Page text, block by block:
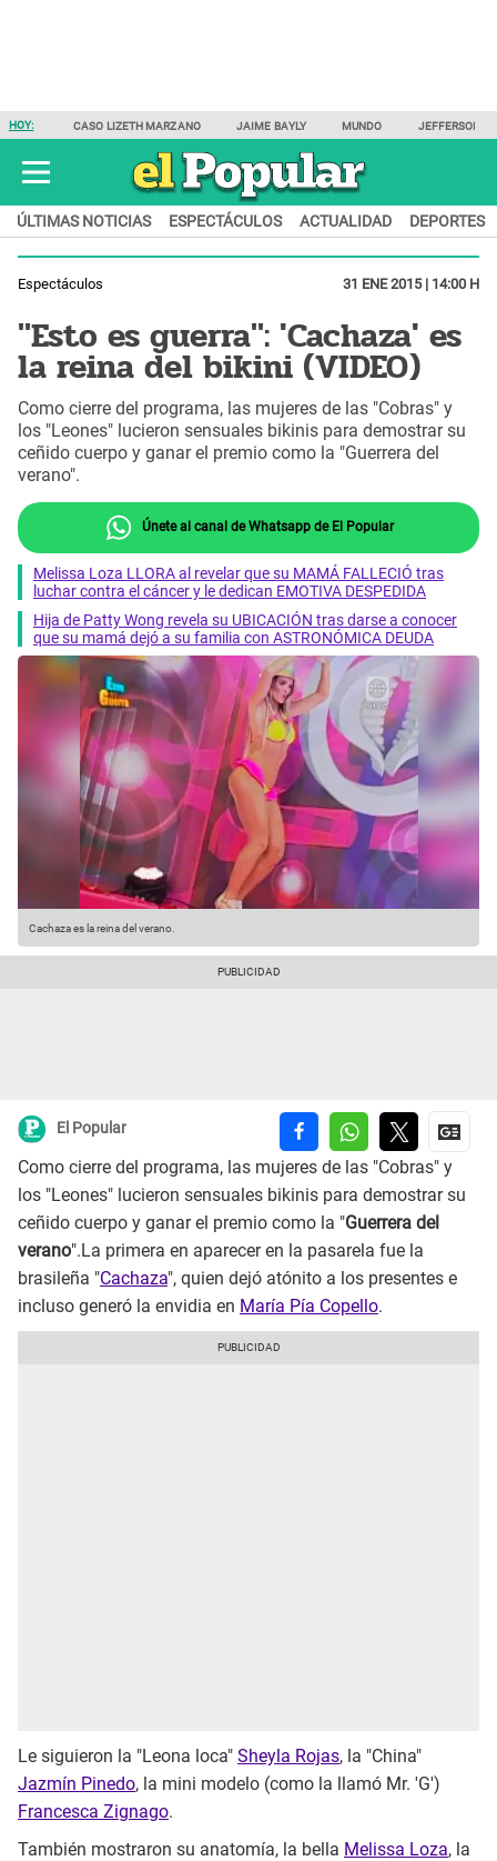
HOY: CASO LIZETH MARZANO JAIME BAYLY MUNDO JEFFERSON
ÚLTIMAS NOTICIAS ESPECTÁCULOS ACTUALIDAD DEPORTES
Espectáculos 31 ENE 2015 | 14:00 H
"Esto es guerra": 'Cachaza' es
la reina del bikini (VIDEO)
Como cierre del programa, las mujeres de las "Cobras" y
los "Leones" lucieron sensuales bikinis para demostrar su
ceñido cuerpo y ganar el premio como la "Guerrera del
verano".
Únete al canal de Whatsapp de El Popular
Melissa Loza LLORA al revelar que su MAMÁ FALLECIÓ tras
luchar contra el cáncer y le dedican EMOTIVA DESPEDIDA
Hija de Patty Wong revela su UBICACIÓN tras darse a conocer
que su mamá dejó a su familia con ASTRONÓMICA DEUDA
Cachaza es la reina del verano.
El Popular
Como cierre del programa, las mujeres de las "Cobras" y
los "Leones" lucieron sensuales bikinis para demostrar su
ceñido cuerpo y ganar el premio como la "Guerrera del
verano".La primera en aparecer en la pasarela fue la
brasileña "Cachaza", quien dejó atónito a los presentes e
incluso generó la envidia en María Pía Copello.
Le siguieron la "Leona loca" Sheyla Rojas, la "China"
Jazmín Pinedo, la mini modelo (como la llamó Mr. 'G')
Francesca Zignago.
También mostraron su anatomía, la bella Melissa Loza, la